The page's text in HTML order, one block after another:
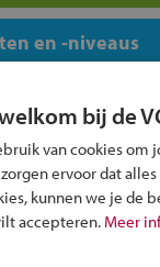
en -niveaus
bij de
van cookies om
ervoor dat
kunnen we je de
accepteren. Meer